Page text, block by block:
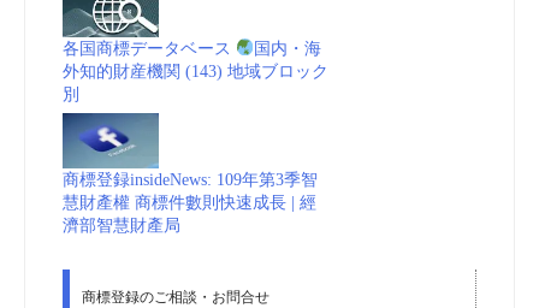
各国商標データベース
国内・海
外知的財産機関 (143) 地域ブロック
別
商標登録insideNews: 109年第3季智
慧財產權 商標件數則快速成長 | 經
濟部智慧財產局
商標登録のご相談・お問合せ